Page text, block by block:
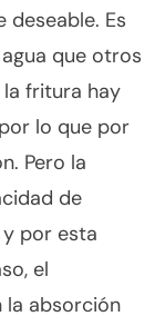
deseable. Es
que otros
la fritura hay
lo que por
Pero la
de
por esta
el
la absorción